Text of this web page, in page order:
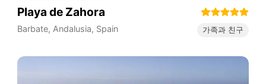
Playa de Zahora
Barbate, Andalusia, Spain 가족과 친구